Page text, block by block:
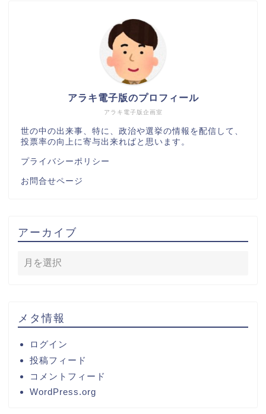
アラキ電子版企画室
アラキ電子版のプロフィール
世の中の出来事、特に、政治や選挙の情報を配信して、
投票率の向上に寄与出来ればと思います。
プライバシーポリシー
お問合せページ
アーカイブ
メタ情報
ログイン
投稿フィード
コメントフィード
WordPress.org